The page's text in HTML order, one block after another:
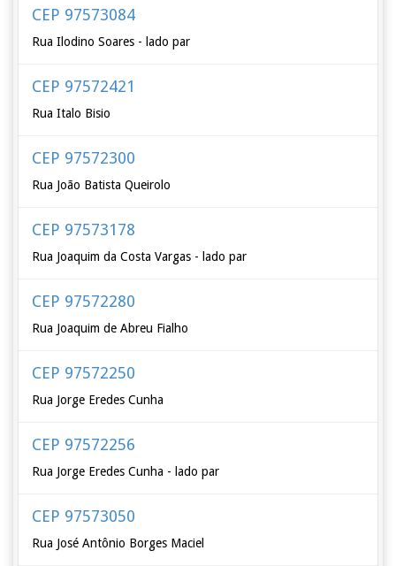
CEP 97573084
Rua Ilodino Soares - lado par
CEP 97572421
Rua Italo Bisio
CEP 97572300
Rua João Batista Queirolo
CEP 97573178
Rua Joaquim da Costa Vargas - lado par
CEP 97572280
Rua Joaquim de Abreu Fialho
CEP 97572250
Rua Jorge Eredes Cunha
CEP 97572256
Rua Jorge Eredes Cunha - lado par
CEP 97573050
Rua José Antônio Borges Maciel